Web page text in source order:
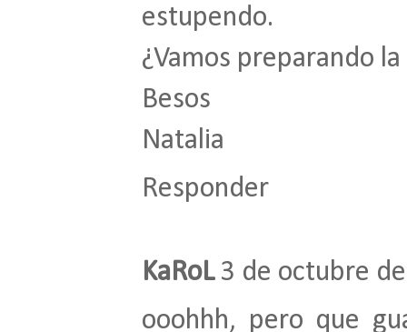
estupendo.
¿Vamos preparando
Besos
Natalia
Responder
KaRoL 3 de octubre
ooohhh, pero que